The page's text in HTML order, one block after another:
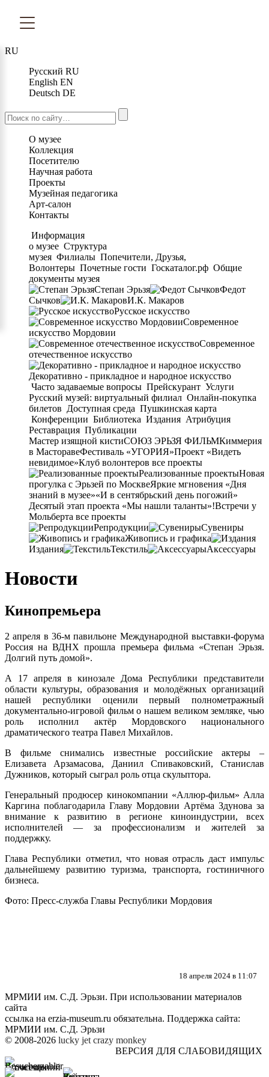
RU
Русский RU
English EN
Deutsch DE
О музее
Коллекция
Посетителю
Научная работа
Проекты
Музейная педагогика
Арт-салон
Контакты
Информация
о музее Структура
музея Филиалы Попечители, Друзья,
Волонтеры Почетные гости Госкаталог.рф Общие
документы музея
Степан Эрьзя
Федот
Сычков
И.К. Макаров
Русское искусство
Современное
искусство Мордовии
Современное
отечественное искусство
Декоративно - прикладное и народное искусство
Часто задаваемые вопросы Прейскурант Услуги
Русский музей: виртуальный филиал Онлайн-покупка
билетов Доступная среда Пушкинская карта
Конференции Библиотека Издания Атрибуция
Реставрация Публикации
Мастер изящной кистиСОЮЗ ЭРЬЗЯ ФИЛЬМКиммерия
в МасторавеФестиваль «УГОРИЯ»Проект «Видеть
невидимое»Клуб волонтеров все проекты
Реализованные проектыНовая
прогулка с Эрьзей по МосквеЯркие мгновения «Дня
знаний в музее»«И в сентябрьский день погожий»
Десятый этап проекта «Мы нашли таланты»!Встречи у
Мольберта все проекты
Репродукции
Сувениры
Живопись и графика
Издания
Текстиль Аксессуары
Новости
Кинопремьера
2 апреля в 36-м павильоне Международной выставки-форума
Россия на ВДНХ прошла премьера фильма «Степан Эрьзя.
Долгий путь домой».
А 17 апреля в кинозале Дома Республики представители
области культуры, образования и молодёжных организаций
нашей республики оценили первый полнометражный
документально-игровой фильм о нашем великом земляке, чью
роль исполнил актёр Мордовского национального
драматического театра Павел Михайлов.
В фильме снимались известные российские актеры –
Елизавета Арзамасова, Даниил Спиваковский, Станислав
Дужников, который сыграл роль отца скульптора.
Генеральный продюсер кинокомпании «Аллюр-фильм» Алла
Каргина поблагодарила Главу Мордовии Артёма Здунова за
внимание к развитию в регионе киноиндустрии, всех
исполнителей — за профессионализм и жителей за
поддержку.
Глава Республики отметил, что новая отрасль даст импульс
дальнейшему развитию туризма, транспорта, гостиничного
бизнеса.
Фото: Пресс-служба Главы Республики Мордовия
18 апреля 2024 в 11:07
МРМИИ им. С.Д. Эрьзи. При использовании материалов
сайта
ссылка на erzia-museum.ru обязательна. Поддержка сайта:
МРМИИ им. С.Д. Эрьзи
© 2008-2026 lucky jet crazy monkey
ВЕРСИЯ ДЛЯ СЛАБОВИДЯЩИХ